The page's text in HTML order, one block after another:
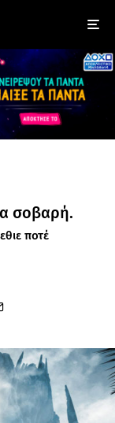
σοβαρή.
ποτέ